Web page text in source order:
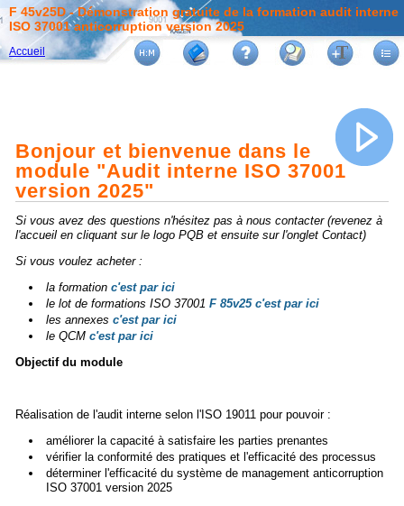
Accueil
F 45v25D - Démonstration gratuite de la formation audit interne
ISO 37001 anticorruption version 2025
Bonjour et bienvenue dans le
module "Audit interne ISO 37001
version 2025"
Si vous avez des questions n'hésitez pas à nous contacter (revenez à
l'accueil en cliquant sur le logo PQB et ensuite sur l'onglet Contact)
Si vous voulez acheter :
la formation c'est par ici
le lot de formations ISO 37001 F 85v25 c'est par ici
les annexes c'est par ici
le QCM c'est par ici
Objectif du module
Réalisation de l'audit interne selon l'ISO 19011 pour pouvoir :
améliorer la capacité à satisfaire les parties prenantes
vérifier la conformité des pratiques et l'efficacité des processus
déterminer l'efficacité du système de management anticorruption
ISO 37001 version 2025